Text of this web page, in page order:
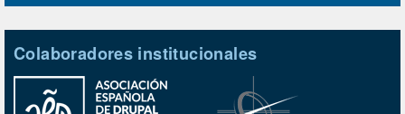
Colaboradores institucionales